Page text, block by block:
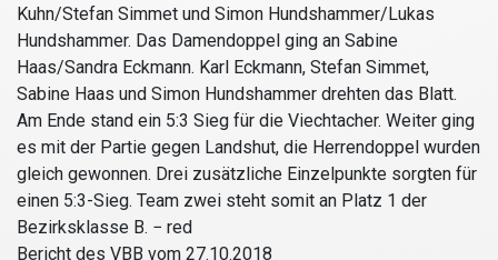
Kuhn/Stefan Simmet und Simon Hundshammer/Lukas
Hundshammer. Das Damendoppel ging an Sabine
Haas/Sandra Eckmann. Karl Eckmann, Stefan Simmet,
Sabine Haas und Simon Hundshammer drehten das Blatt.
Am Ende stand ein 5:3 Sieg für die Viechtacher. Weiter ging
es mit der Partie gegen Landshut, die Herrendoppel wurden
gleich gewonnen. Drei zusätzliche Einzelpunkte sorgten für
einen 5:3-Sieg. Team zwei steht somit an Platz 1 der
Bezirksklasse B. − red
Bericht des VBB vom 27.10.2018